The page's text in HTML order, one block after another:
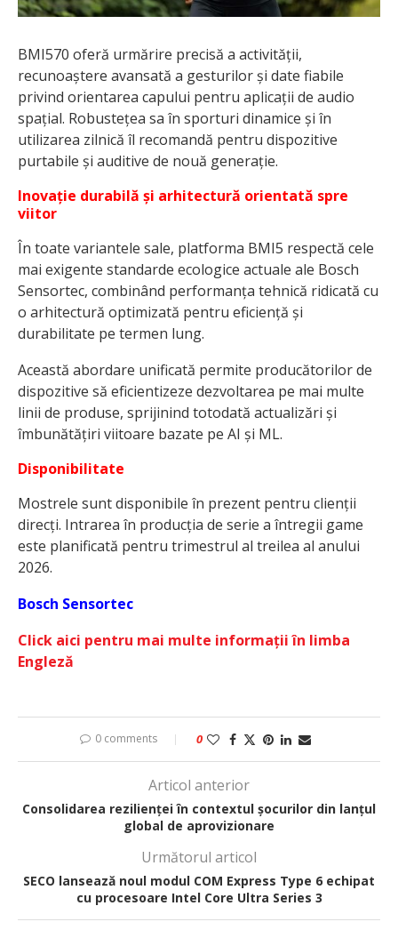
BMI570 oferă urmărire precisă a activității,
recunoaștere avansată a gesturilor și date fiabile
privind orientarea capului pentru aplicații de audio
spațial. Robustețea sa în sporturi dinamice și în
utilizarea zilnică îl recomandă pentru dispozitive
purtabile și auditive de nouă generație.
Inovație durabilă și arhitectură orientată spre
viitor
În toate variantele sale, platforma BMI5 respectă cele
mai exigente standarde ecologice actuale ale Bosch
Sensortec, combinând performanța tehnică ridicată cu
o arhitectură optimizată pentru eficiență și
durabilitate pe termen lung.
Această abordare unificată permite producătorilor de
dispozitive să eficientizeze dezvoltarea pe mai multe
linii de produse, sprijinind totodată actualizări și
îmbunătățiri viitoare bazate pe AI și ML.
Disponibilitate
Mostrele sunt disponibile în prezent pentru clienții
direcți. Intrarea în producția de serie a întregii game
este planificată pentru trimestrul al treilea al anului
2026.
Bosch Sensortec
Click aici pentru mai multe informații în limba
Engleză
0 comments 0
Articol anterior
Consolidarea rezilienței în contextul șocurilor din lanțul
global de aprovizionare
Următorul articol
SECO lansează noul modul COM Express Type 6 echipat
cu procesoare Intel Core Ultra Series 3